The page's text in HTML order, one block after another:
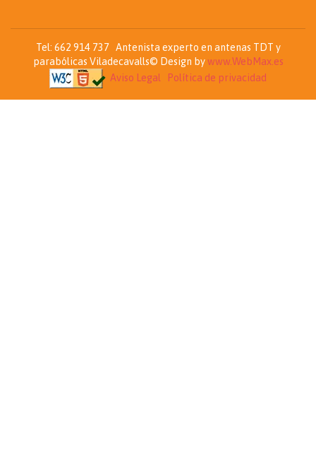
Tel: 662 914 737 Antenista experto en antenas TDT y
parabólicas Viladecavalls© Design bywww.WebMax.es
Aviso Legal
Política de privacidad